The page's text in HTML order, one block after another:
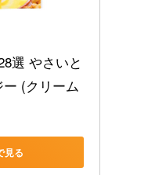
選 やさいと
(クリーム
見る